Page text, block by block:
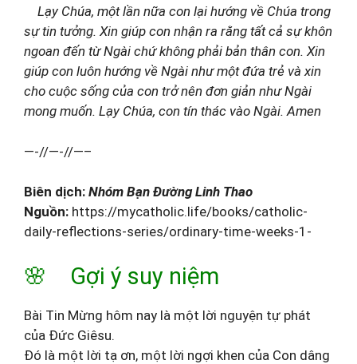
Lạy Chúa, một lần nữa con lại hướng về Chúa trong
sự tin tưởng. Xin giúp con nhận ra rằng tất cả sự khôn
ngoan đến từ Ngài chứ không phải bản thân con. Xin
giúp con luôn hướng về Ngài như một đứa trẻ và xin
cho cuộc sống của con trở nên đơn giản như Ngài
mong muốn. Lạy Chúa, con tín thác vào Ngài. Amen
—-//—-//—–
Biên dịch: Nhóm Bạn Đường Linh Thao
Nguồn: https://mycatholic.life/books/catholic-
daily-reflections-series/ordinary-time-weeks-1-
🌸 Gợi ý suy niệm
Bài Tin Mừng hôm nay là một lời nguyện tự phát
của Đức Giêsu.
Đó là một lời tạ ơn, một lời ngợi khen của Con dâng